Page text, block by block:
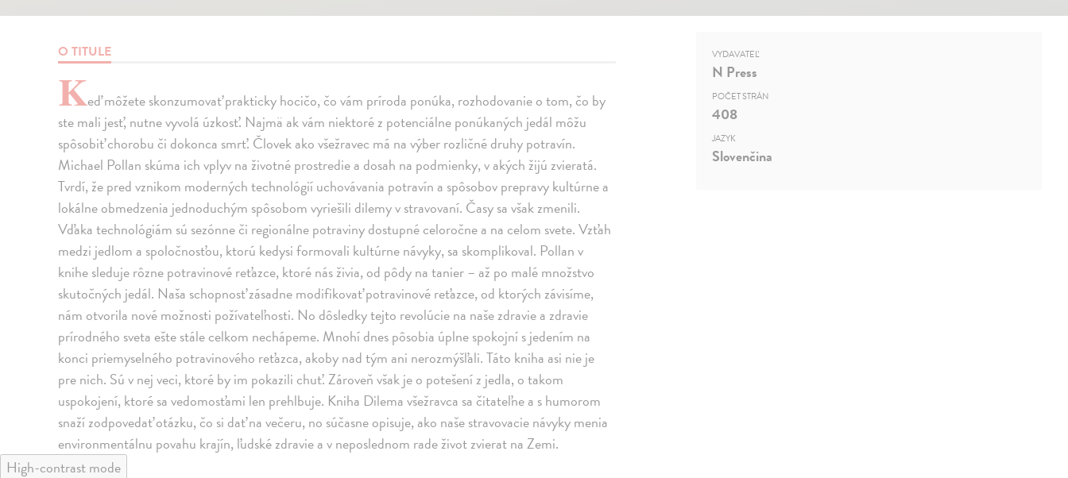
O TITULE
Keď môžete skonzumovať prakticky hocičo, čo vám príroda ponúka, rozhodovanie o tom, čo by
ste mali jesť, nutne vyvolá úzkosť. Najmä ak vám niektoré z potenciálne ponúkaných jedál môžu
spôsobiť chorobu či dokonca smrť. Človek ako všežravec má na výber rozličné druhy potravín.
Michael Pollan skúma ich vplyv na životné prostredie a dosah na podmienky, v akých žijú zvieratá.
Tvrdí, že pred vznikom moderných technológií uchovávania potravín a spôsobov prepravy kultúrne a
lokálne obmedzenia jednoduchým spôsobom vyriešili dilemy v stravovaní. Časy sa však zmenili.
Vďaka technológiám sú sezónne či regionálne potraviny dostupné celoročne a na celom svete. Vzťah
medzi jedlom a spoločnosťou, ktorú kedysi formovali kultúrne návyky, sa skomplikoval. Pollan v
knihe sleduje rôzne potravinové reťazce, ktoré nás živia, od pôdy na tanier – až po malé množstvo
skutočných jedál. Naša schopnosť zásadne modifikovať potravinové reťazce, od ktorých závisíme,
nám otvorila nové možnosti požívateľnosti. No dôsledky tejto revolúcie na naše zdravie a zdravie
prírodného sveta ešte stále celkom nechápeme. Mnohí dnes pôsobia úplne spokojní s jedením na
konci priemyselného potravinového reťazca, akoby nad tým ani nerozmýšľali. Táto kniha asi nie je
pre nich. Sú v nej veci, ktoré by im pokazili chuť. Zároveň však je o potešení z jedla, o takom
uspokojení, ktoré sa vedomosťami len prehlbuje. Kniha Dilema všežravca sa čitateľne a s humorom
snaží zodpovedať otázku, čo si dať na večeru, no súčasne opisuje, ako naše stravovacie návyky menia
environmentálnu povahu krajín, ľudské zdravie a v neposlednom rade život zvierat na Zemi.
VYDAVATEĽ
N Press
POČET STRÁN
408
JAZYK
Slovenčina
High-contrast mode